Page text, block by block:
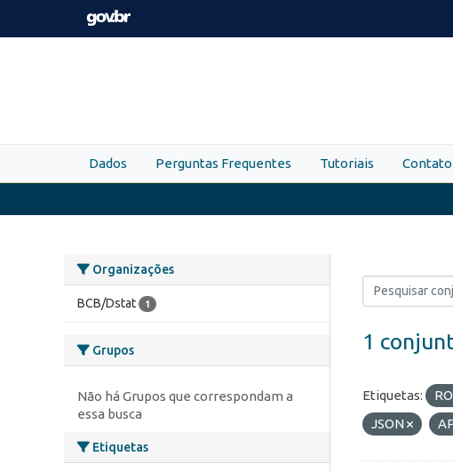
Skip to main content
Dados Perguntas Frequentes Tutoriais Contato
Organizações
BCB/Dstat 1
Grupos
Não há Grupos que correspondam a
essa busca
Etiquetas
1
Etiquetas:
JSON